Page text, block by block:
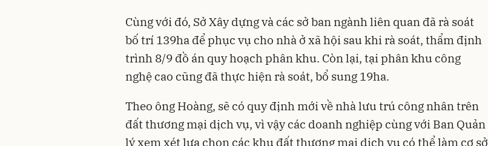
Cùng với đó, Sở Xây dựng và các sở ban ngành liên quan đã rà soát
bố trí 139ha để phục vụ cho nhà ở xã hội sau khi rà soát, thẩm định
trình 8/9 đồ án quy hoạch phân khu. Còn lại, tại phân khu công
nghệ cao cũng đã thực hiện rà soát, bổ sung 19ha.
Theo ông Hoàng, sẽ có quy định mới về nhà lưu trú công nhân trên
đất thương mại dịch vụ, vì vậy các doanh nghiệp cùng với Ban Quản
lý xem xét lựa chọn các khu đất thương mại dịch vụ có thể làm cơ sở